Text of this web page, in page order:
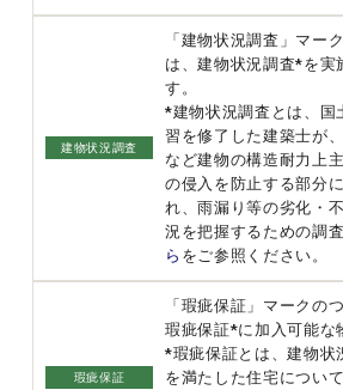
建物状況調査
「建物状況調査」マー
は、建物状況調査*を実
す。
*建物状況調査とは、国
習を修了した建築士が
など建物の構造耐力上
の侵入を防止する部分
れ、雨漏り等の劣化・
況を把握するための調
ら をご参照ください。
瑕疵保証
「瑕疵保証」マークの
瑕疵保証*に加入可能な
*瑕疵保証とは、建物状
を満たした住宅につい